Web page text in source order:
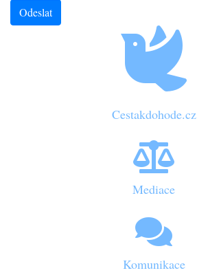
Odeslat
Cestakdohode.cz
Mediace
Komunikace